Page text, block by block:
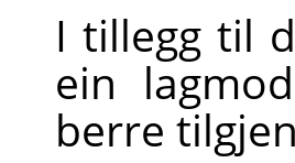
I tillegg til
ein
berre